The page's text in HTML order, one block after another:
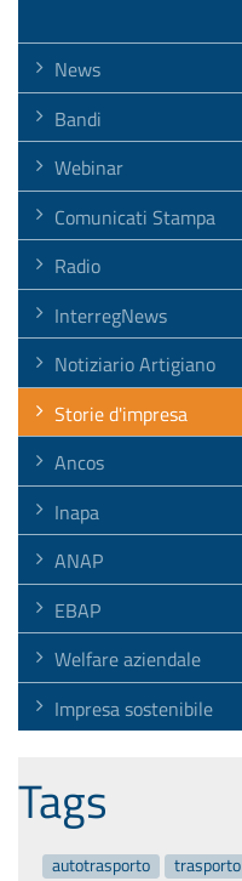
News
Bandi
Webinar
Comunicati Stampa
Radio
InterregNews
Notiziario Artigiano
Storie d'impresa
Ancos
Inapa
ANAP
EBAP
Welfare aziendale
Impresa sostenibile
Tags
autotrasporto trasporto